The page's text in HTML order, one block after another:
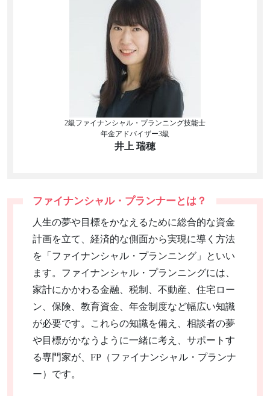
2級ファイナンシャル・プランニング技能士
年金アドバイザー3級
井上 瑞穂
ファイナンシャル・プランナーとは？
人生の夢や目標をかなえるために総合的な資金
計画を立て、経済的な側面から実現に導く方法
を「ファイナンシャル・プランニング」といい
ます。ファイナンシャル・プランニングには、
家計にかかわる金融、税制、不動産、住宅ロー
ン、保険、教育資金、年金制度など幅広い知識
が必要です。これらの知識を備え、相談者の夢
や目標がかなうように一緒に考え、サポートす
る専門家が、FP（ファイナンシャル・プランナ
ー）です。